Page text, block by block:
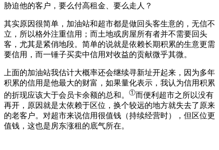
胁迫他的客户，要么付高租金、要么走人？
其实原因很简单，加油站和超市都是做回头客生意的，无信不
立，所以格外注重信用；而土地或房屋所有者并不需要回头
客，尤其是紧俏地段。简单的说就是依赖长期积累的生意更需
要信用，而一锤子买卖中信用对收益的贡献微乎其微。
上面的加油站我估计大概率还会继续寻新址开起来，因为多年
积累的信用是他最大的财富，如果量化表示，我认为信用积累
的折现应该大于会员卡余额的总和。 ①而便利超市之所以没有
再开，原因就是太依赖于区位，换个较远的地方就失去了原来
的老客户。对超市来说信用很值钱（持续经营时），但区位更
值钱，这也是房东涨租的底气所在。